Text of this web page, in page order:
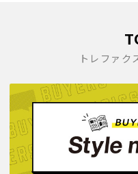
トレファク